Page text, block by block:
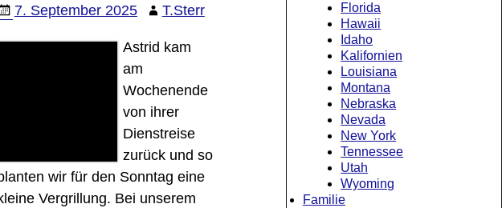
7. September 2025 T.Sterr
Astrid kam
am
Wochenende
von ihrer
Dienstreise
zurück und so
wir für den Sonntag eine
Vergrillung. Bei unserem
Florida
Hawaii
Idaho
Kalifornien
Louisiana
Montana
Nebraska
Nevada
New York
Tennessee
Utah
Wyoming
Familie